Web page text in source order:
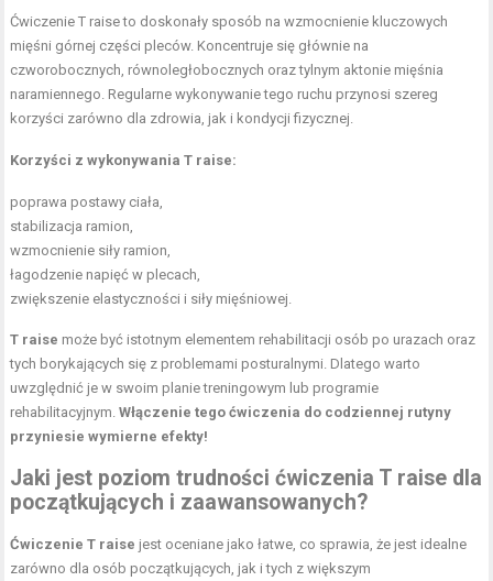
Ćwiczenie T raise to doskonały sposób na wzmocnienie kluczowych
mięśni górnej części pleców. Koncentruje się głównie na
czworobocznych, równoległobocznych oraz tylnym aktonie mięśnia
naramiennego. Regularne wykonywanie tego ruchu przynosi szereg
korzyści zarówno dla zdrowia, jak i kondycji fizycznej.
Korzyści z wykonywania T raise:
poprawa postawy ciała,
stabilizacja ramion,
wzmocnienie siły ramion,
łagodzenie napięć w plecach,
zwiększenie elastyczności i siły mięśniowej.
T raise może być istotnym elementem rehabilitacji osób po urazach oraz
tych borykających się z problemami posturalnymi. Dlatego warto
uwzględnić je w swoim planie treningowym lub programie
rehabilitacyjnym.Włączenie tego ćwiczenia do codziennej rutyny
przyniesie wymierne efekty!
Jaki jest poziom trudności ćwiczenia T raise dla
początkujących i zaawansowanych?
Ćwiczenie T raise jest oceniane jako łatwe, co sprawia, że jest idealne
zarówno dla osób początkujących, jak i tych z większym